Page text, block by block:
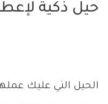
حيل ذكية
الحيل التي عليك